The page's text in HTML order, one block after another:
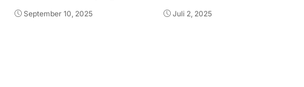
September 10, 2025 Juli 2, 2025